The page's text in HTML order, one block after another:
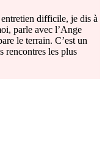
difficile, je dis à
parle avec l’Ange
le terrain. C’est un
rencontres les plus